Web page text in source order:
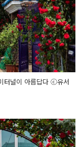
터널이 아름답다 ⓒ유서